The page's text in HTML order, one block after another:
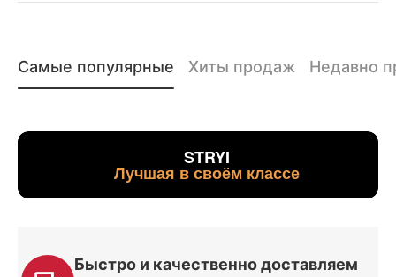
Самые популярные Хиты продаж Недавно
STRYI
Лучшая в своём классе
Быстро и качественно доставляем